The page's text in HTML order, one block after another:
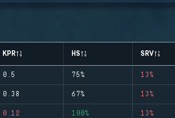
KPR HS SRV
0.5 75% 13%
0.38 67% 13%
0.12 100% 13%